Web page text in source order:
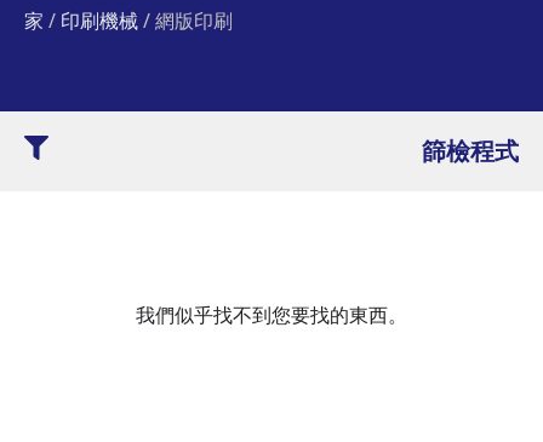
家 / 印刷機械/ 網版印刷
篩檢程式
我們似乎找不到您要找的東西。